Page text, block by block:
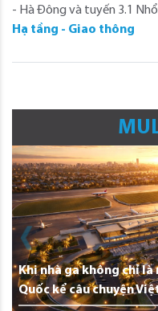
- Hà Đông và tuyến 3.1
Hạ tầng - Giao thông
Khi nhà ga không chỉ là
Quốc kể câu chuyện